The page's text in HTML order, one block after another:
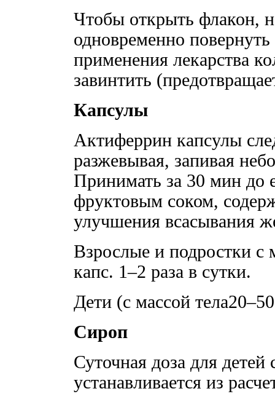
Чтобы открыть флакон,
одновременно
применения лекарства
завинтить
Капсулы
Актиферрин капсулы
разжевывая, запивая
Принимать за 30 мин
фруктовым соком,
улучшения всасывания
Взрослые и подростки с
капс. 1–2 раза в сутки.
Дети (с массой
Сироп
Суточная доза для
устанавливается из